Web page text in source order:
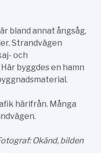
bland annat ångsåg,
Strandvägen
och
byggdes en hamn
härifrån. Många
Okänd, bilden